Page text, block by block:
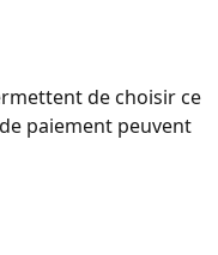
de choisir ce
paiement peuvent